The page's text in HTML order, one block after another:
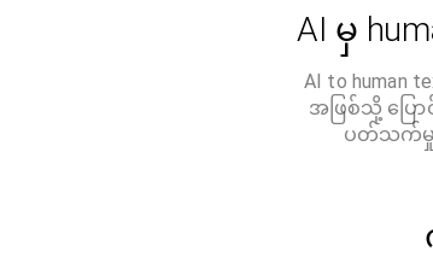
AI မှ
AI to
အဖြစ်သို့ ပြေ
ပတ်သက်မှုကို